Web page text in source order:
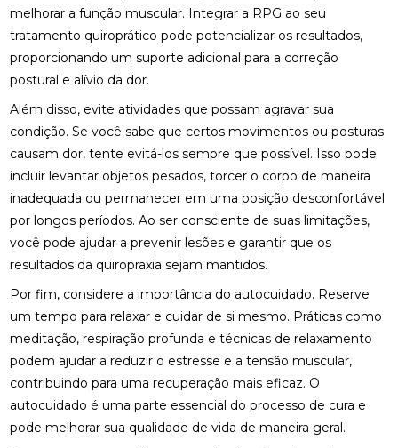
melhorar a função muscular. Integrar a RPG ao seu
tratamento quiroprático pode potencializar os resultados,
proporcionando um suporte adicional para a correção
postural e alívio da dor.
Além disso, evite atividades que possam agravar sua
condição. Se você sabe que certos movimentos ou posturas
causam dor, tente evitá-los sempre que possível. Isso pode
incluir levantar objetos pesados, torcer o corpo de maneira
inadequada ou permanecer em uma posição desconfortável
por longos períodos. Ao ser consciente de suas limitações,
você pode ajudar a prevenir lesões e garantir que os
resultados da quiropraxia sejam mantidos.
Por fim, considere a importância do autocuidado. Reserve
um tempo para relaxar e cuidar de si mesmo. Práticas como
meditação, respiração profunda e técnicas de relaxamento
podem ajudar a reduzir o estresse e a tensão muscular,
contribuindo para uma recuperação mais eficaz. O
autocuidado é uma parte essencial do processo de cura e
pode melhorar sua qualidade de vida de maneira geral.
MELHORAR A MOBILIDADE
OSTEOPATIA CERVICAL: COMO ALIVIAR DORES E
OSTEOPATIA CERVICAL: COMO ALIVIAR DORES E
MELHORAR SUA QUALIDADE DE VIDA
PARA ALÍVIO DA DOR E RIGIDEZ
OSTEOPATIA COLUNA: COMO ESSA PRÁTICA PODE
TRANSFORMAR SUA SAÚDE
OSTEOPATIA COLUNA: COMO MELHORA A SAÚDE
DA SUA COLUNA
QUE VOCÊ PRECISA CONHECER
OSTEOPATIA DA COLUNA: TRATAMENTOS E
BENEFÍCIOS ESSENCIAIS